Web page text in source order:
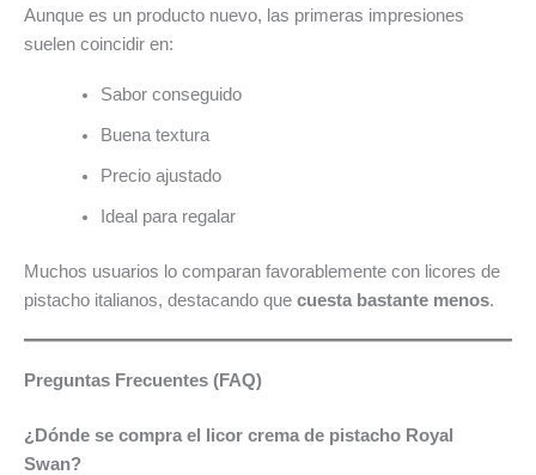
Aunque es un producto nuevo, las primeras impresiones
suelen coincidir en:
Sabor conseguido
Buena textura
Precio ajustado
Ideal para regalar
Muchos usuarios lo comparan favorablemente con licores de
pistacho italianos, destacando que cuesta bastante menos.
Preguntas Frecuentes (FAQ)
¿Dónde se compra el licor crema de pistacho Royal
Swan?